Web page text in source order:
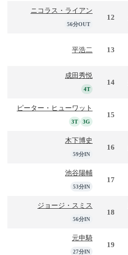
ニコラス・ライアン
56分OUT
12
平浩二 13
成田秀悦
4T
14
ピーター・ヒューワット
3T 3G
15
木下博史
59分IN
16
池谷陽輔
53分IN
17
ジョージ・スミス
56分IN
18
元申騎
27分IN
19